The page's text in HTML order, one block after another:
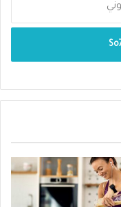
يوثر سلبا
ولا مناسب”،
الغذائي”
الاعتقاد بأنها
بسبب انخفاض
هذا الامر ليس